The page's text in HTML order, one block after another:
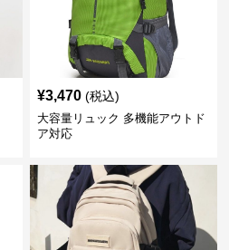
¥3,470 (税込)
大容量リュック 多機能アウトド
ア対応